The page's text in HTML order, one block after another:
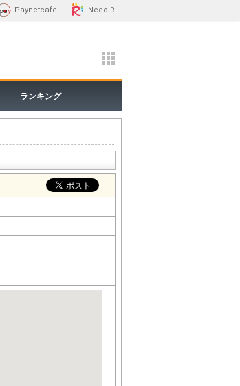
Paynetcafe Neco-R
ランキング